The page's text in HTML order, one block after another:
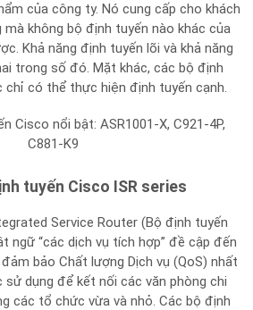
của công ty. Nó cung cấp cho khách
mà không bộ định tuyến nào khác của
Khả năng định tuyến lõi và khả năng
trong số đó. Mặt khác, các bộ định
chỉ có thể thực hiện định tuyến cạnh.
Cisco nổi bật: ASR1001-X, C921-4P,
C881-K9
tuyến Cisco ISR series
Service Router (Bộ định tuyến
ngữ “các dịch vụ tích hợp” đề cập đến
bảo Chất lượng Dịch vụ (QoS) nhất
sử dụng để kết nối các văn phòng chi
các tổ chức vừa và nhỏ. Các bộ định